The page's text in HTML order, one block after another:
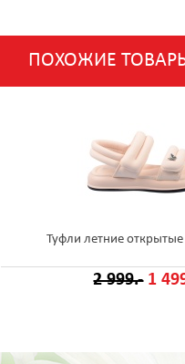
ПОХОЖИЕ
Туфли летние
2 999.- 1